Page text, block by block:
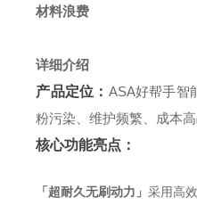
材料浪费
详细介绍
产品定位： ASA好帮手智
粉污染、维护频繁、成本
核心功能亮点：
「超耐久无刷动力」采用高